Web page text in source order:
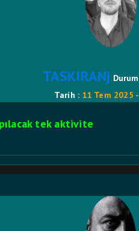
TASKIRANj
Tarih : 11 Tem 2025
tek aktivite